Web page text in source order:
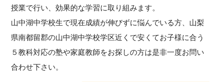
授業で行い、効果的な学習に取り組みます。
山中湖中学校生で現在成績が伸びずに悩んでいる方、山梨
県南都留郡の山中湖中学校学区近くで安くてお子様に合う
５教科対応の塾や家庭教師をお探しの方は是非一度お問い
合わせ下さい。